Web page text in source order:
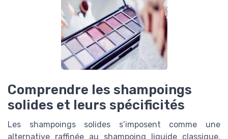
Comprendre les shampoings
solides et leurs spécificités
Les shampoings solides s’imposent comme une
alternative raffinée au shampoing liquide classique.